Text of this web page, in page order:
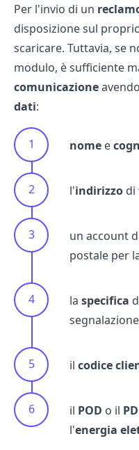
Per l'invio di un
disposizione sul
scaricare. Tuttavia, se
modulo, è sufficiente
comunicazione
dati:
nome e
l'indirizzo di
un account
postale per
la specifica
segnalazione
il codice
il POD o il
l'energia